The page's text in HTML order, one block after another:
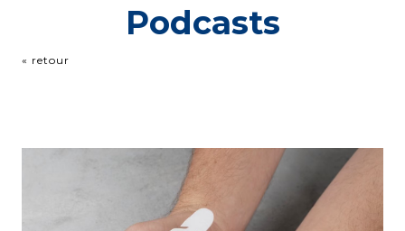
Podcasts
« retour